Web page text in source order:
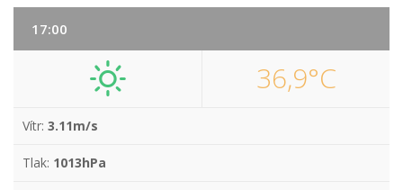
17:00
36,9°C
Vítr: 3.11m/s
Tlak: 1013hPa